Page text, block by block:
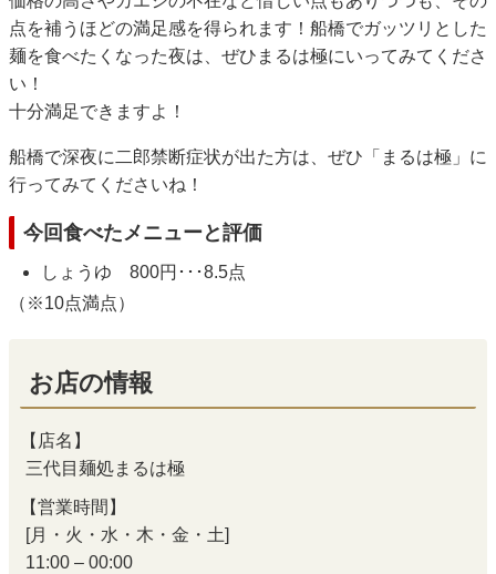
点を補うほどの満足感を得られます！船橋でガッツリとした
麺を食べたくなった夜は、ぜひまるは極にいってみてくださ
い！
十分満足できますよ！
船橋で深夜に二郎禁断症状が出た方は、ぜひ「まるは極」に
行ってみてくださいね！
今回食べたメニューと評価
しょうゆ 800円･･･8.5点
（※10点満点）
お店の情報
【店名】
三代目麺処まるは極
【営業時間】
[月・火・水・木・金・土]
11:00 – 00:00